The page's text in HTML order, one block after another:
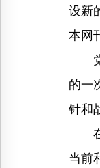
设新
本网
党
的一
针和
在
当前